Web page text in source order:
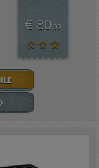
€ 80,00